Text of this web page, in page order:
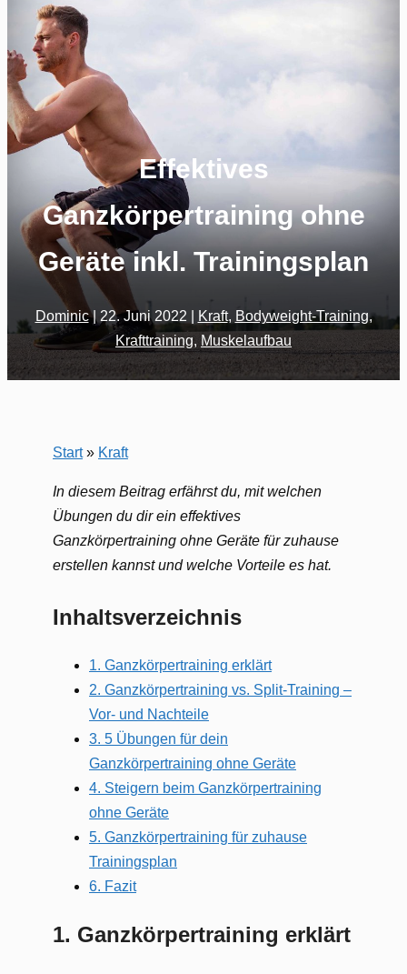
Effektives
Ganzkörpertraining ohne
Geräte inkl. Trainingsplan
Dominic| 22. Juni 2022 Kraft, Bodyweight-Training,
Krafttraining, Muskelaufbau
Start» Kraft
In diesem Beitrag erfährst du, mit welchen
Übungen du dir ein effektives
Ganzkörpertraining ohne Geräte für zuhause
erstellen kannst und welche Vorteile es hat.
Inhaltsverzeichnis
1. Ganzkörpertraining erklärt
2. Ganzkörpertraining vs. Split-Training –
Vor- und Nachteile
3. 5 Übungen für dein
Ganzkörpertraining ohne Geräte
4. Steigern beim Ganzkörpertraining
ohne Geräte
5. Ganzkörpertraining für zuhause
Trainingsplan
6. Fazit
1. Ganzkörpertraining erklärt